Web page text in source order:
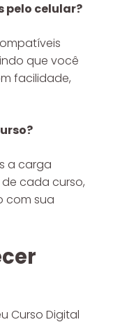
pelo celular?
que você
facilidade,
a carga
cada curso,
com sua
Curso Digital